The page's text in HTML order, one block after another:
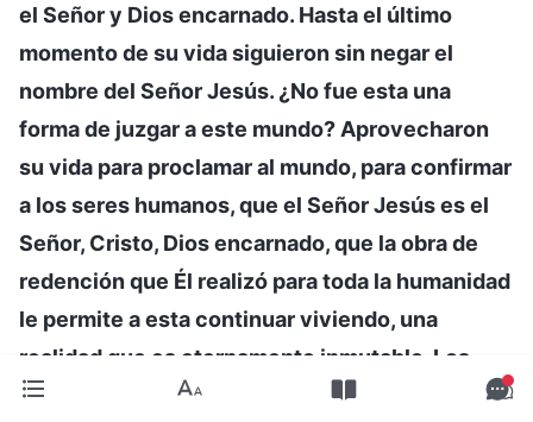
el Señor y Dios encarnado. Hasta el último
momento de su vida siguieron sin negar el
nombre del Señor Jesús. ¿No fue esta una
forma de juzgar a este mundo? Aprovecharon
su vida para proclamar al mundo, para confirmar
a los seres humanos, que el Señor Jesús es el
Señor, Cristo, Dios encarnado, que la obra de
redención que Él realizó para toda la humanidad
le permite a esta continuar viviendo, una
realidad que es eternamente inmutable. Los
martirizados por predicar el evangelio del Señor